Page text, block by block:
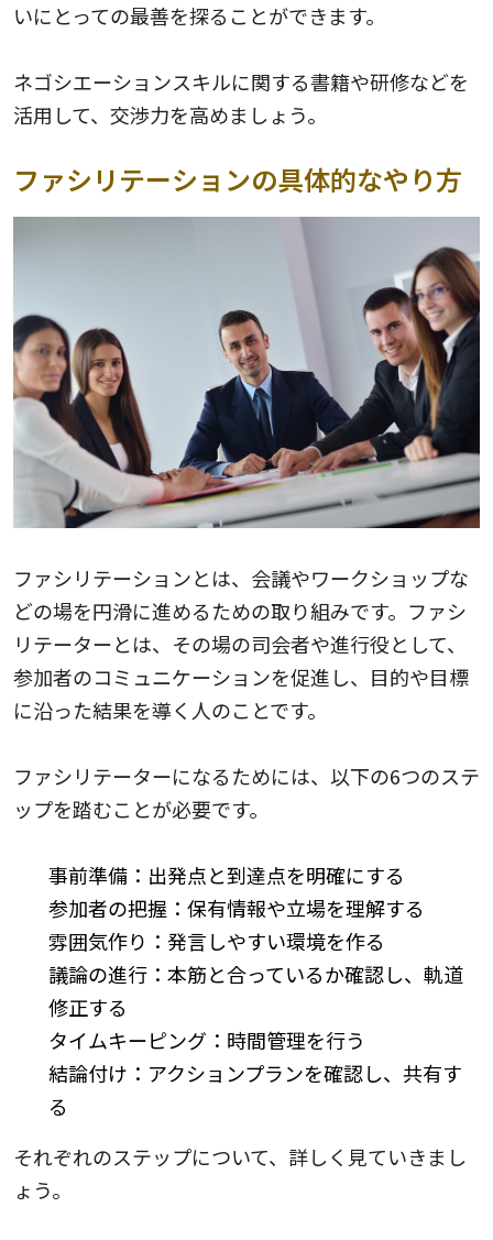
いにとっての最善を探ることができます。
ネゴシエーションスキルに関する書籍や研修などを
活用して、交渉力を高めましょう。
ファシリテーションの具体的なやり方
ファシリテーションとは、会議やワークショップな
どの場を円滑に進めるための取り組みです。ファシ
リテーターとは、その場の司会者や進行役として、
参加者のコミュニケーションを促進し、目的や目標
に沿った結果を導く人のことです。
ファシリテーターになるためには、以下の6つのステ
ップを踏むことが必要です。
事前準備：出発点と到達点を明確にする
参加者の把握：保有情報や立場を理解する
雰囲気作り：発言しやすい環境を作る
議論の進行：本筋と合っているか確認し、軌道
修正する
タイムキーピング：時間管理を行う
結論付け：アクションプランを確認し、共有す
る
それぞれのステップについて、詳しく見ていきまし
ょう。